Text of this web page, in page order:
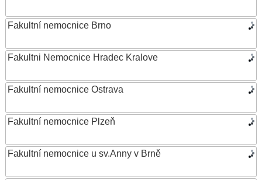
Fakultní nemocnice Brno
Fakultni Nemocnice Hradec Kralove
Fakultní nemocnice Ostrava
Fakultní nemocnice Plzeň
Fakultní nemocnice u sv.Anny v Brně